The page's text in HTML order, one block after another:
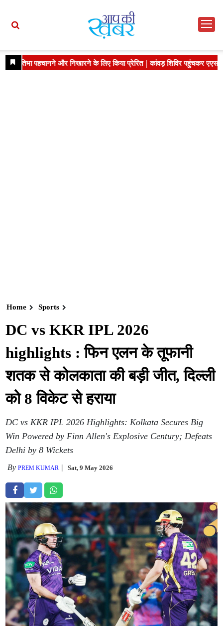
Home Sports
DC vs KKR IPL 2026
highlights : फिन एलन के तूफानी
शतक से कोलकाता की बड़ी जीत, दिल्ली
को 8 विकेट से हराया
DC vs KKR IPL 2026 Highlights: Kolkata Secures Big
Win Powered by Finn Allen's Explosive Century; Defeats
Delhi by 8 Wickets
ByPREM KUMAR Sat, 9 May 2026